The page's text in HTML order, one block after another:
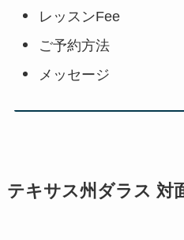
レッスンFee
ご予約方法
メッセージ
テキサス州ダラス 対